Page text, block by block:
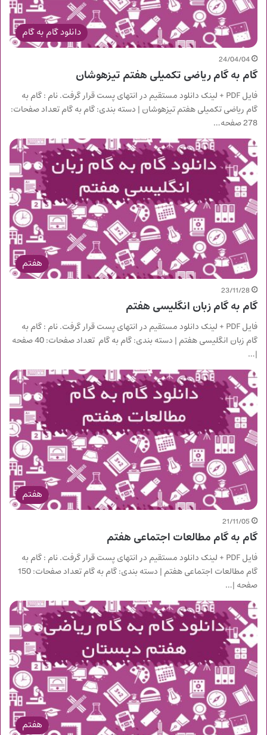
دانلود گام به گام
24/04/04
گام به گام ریاضی تکمیلی هفتم تیزهوشان
فایل PDF + لینک دانلود مستقیم در انتهای پست قرار گرفت. نام : گام به
گام ریاضی تکمیلی هفتم تیزهوشان | دسته بندی: گام به گام تعداد صفحات:
278 صفحه…
هفتم
23/11/28
گام به گام زبان انگلیسی هفتم
فایل PDF + لینک دانلود مستقیم در انتهای پست قرار گرفت. نام : گام به
گام زبان انگلیسی هفتم | دسته بندی: گام به گام تعداد صفحات: 40 صفحه
|…
هفتم
21/11/05
گام به گام مطالعات اجتماعی هفتم
فایل PDF + لینک دانلود مستقیم در انتهای پست قرار گرفت. نام : گام به
گام مطالعات اجتماعی هفتم | دسته بندی: گام به گام تعداد صفحات: 150
صفحه |…
هفتم